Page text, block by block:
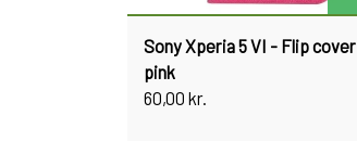
Sony Xperia 5 VI - Flip cover
pink
60,00 kr.